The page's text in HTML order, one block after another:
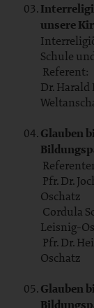
unsere
Schule
Referent:
Dr.
Glauben
Pfr. Dr.
Oschatz
Cordula
Leisnig-
Pfr. Dr.
Oschatz
Glauben